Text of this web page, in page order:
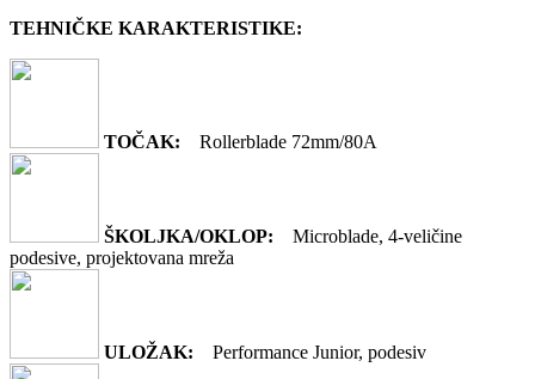
TEHNIČKE KARAKTERISTIKE:
TOČAK: Rollerblade 72mm/80A
ŠKOLJKA/OKLOP: Microblade, 4-veličine
podesive, projektovana mreža
ULOŽAK: Performance Junior, podesiv